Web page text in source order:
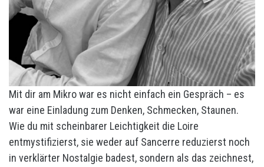
Mit dir am Mikro war es nicht einfach ein Gespräch – es
war eine Einladung zum Denken, Schmecken, Staunen.
Wie du mit scheinbarer Leichtigkeit die Loire
entmystifizierst, sie weder auf Sancerre reduzierst noch
in verklärter Nostalgie badest, sondern als das zeichnest,